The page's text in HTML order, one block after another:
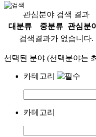
관심분야 검색 결과
대분류
중분류
관심분
검색결과가 없습니다.
선택된 분야 (선택분야는
카테고리
카테고리